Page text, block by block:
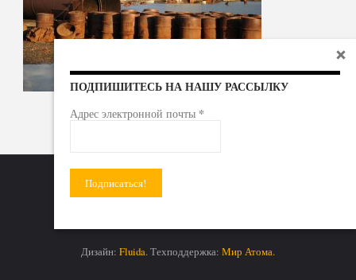
Дизайн: Fluida. Техподдержка: Мир Атома.
ПОДПИШИТЕСЬ НА НАШУ РАССЫЛКУ
Адрес электронной почты *